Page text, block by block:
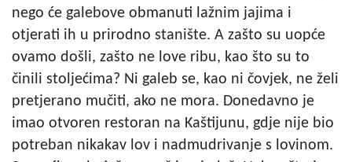
nego će galebove obmanuti lažnim jajima i
otjerati ih u prirodno stanište. A zašto su uopće
ovamo došli, zašto ne love ribu, kao što su to
činili stoljećima? Ni galeb se, kao ni čovjek, ne želi
pretjerano mučiti, ako ne mora. Donedavno je
imao otvoren restoran na Kaštijunu, gdje nije bio
potreban nikakav lov i nadmudrivanje s lovinom.